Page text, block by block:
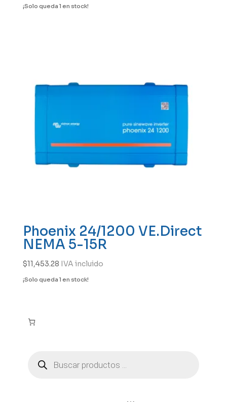
¡Solo queda 1 en stock!
Phoenix 24/1200 VE.Direct
NEMA 5-15R
$11,453.28 IVA incluido
¡Solo queda 1 en stock!
productos